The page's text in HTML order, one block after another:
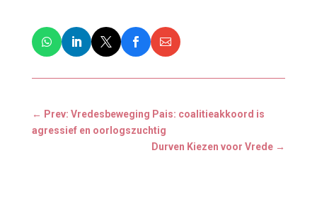
← Prev: Vredesbeweging Pais: coalitieakkoord is
agressief en oorlogszuchtig
Durven Kiezen voor Vrede →